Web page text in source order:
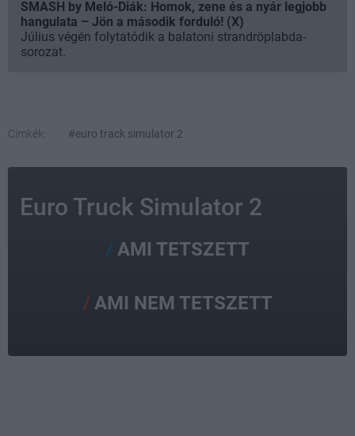
SMASH by Meló-Diák: Homok, zene és a nyár legjobb
hangulata – Jön a második forduló! (X)
Július végén folytatódik a balatoni strandröplabda-
sorozat.
Címkék: #euro track simulator 2
Euro Truck Simulator 2
AMI TETSZETT
AMI NEM TETSZETT